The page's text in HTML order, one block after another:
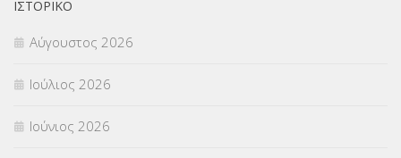
ΟΙΚΟΝΟΜΙΚΑ ΘΕΜΑΤΑ
Π.Ε.Κ. ΗΡΑΚΛΕΙΟΥ
ΠΑΝΕΛΛΑΔΙΚΕΣ ΕΞΕΤΑΣΕΙΣ
ΠΡΟΚΗΡΥΞΕΙΣ
ΙΣΤΟΡΙΚΌ
Αύγουστος 2026
Ιούλιος 2026
Ιούνιος 2026